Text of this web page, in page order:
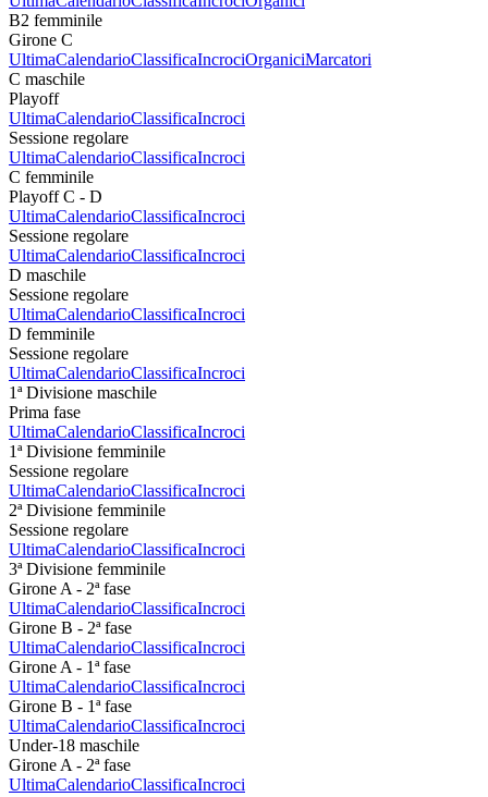
B2 femminile
Girone C
UltimaCalendarioClassificaIncrociOrganiciMarcatori
C maschile
Playoff
UltimaCalendarioClassificaIncroci
Sessione regolare
UltimaCalendarioClassificaIncroci
C femminile
Playoff C - D
UltimaCalendarioClassificaIncroci
Sessione regolare
UltimaCalendarioClassificaIncroci
D maschile
Sessione regolare
UltimaCalendarioClassificaIncroci
D femminile
Sessione regolare
UltimaCalendarioClassificaIncroci
1ª Divisione maschile
Prima fase
UltimaCalendarioClassificaIncroci
1ª Divisione femminile
Sessione regolare
UltimaCalendarioClassificaIncroci
2ª Divisione femminile
Sessione regolare
UltimaCalendarioClassificaIncroci
3ª Divisione femminile
Girone A - 2ª fase
UltimaCalendarioClassificaIncroci
Girone B - 2ª fase
UltimaCalendarioClassificaIncroci
Girone A - 1ª fase
UltimaCalendarioClassificaIncroci
Girone B - 1ª fase
UltimaCalendarioClassificaIncroci
Under-18 maschile
Girone A - 2ª fase
UltimaCalendarioClassificaIncroci